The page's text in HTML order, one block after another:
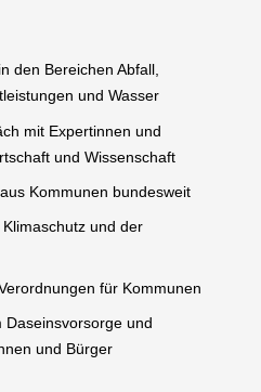
den Bereichen Abfall,
und Wasser
mit Expertinnen und
und Wissenschaft
Kommunen bundesweit
und der
für Kommunen
Daseinsvorsorge und
und Bürger